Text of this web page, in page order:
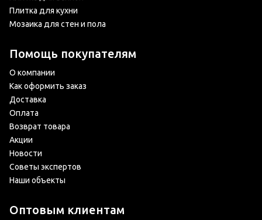
Плитка для кухни
Мозаика для стен и пола
Помощь покупателям
О компании
Как оформить заказ
Доставка
Оплата
Возврат товара
Акции
Новости
Советы экспертов
Наши объекты
Оптовым клиентам